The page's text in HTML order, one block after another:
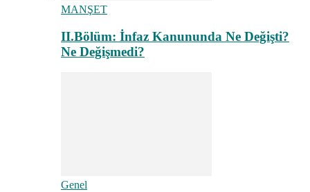
MANŞET
II.Bölüm: İnfaz Kanununda Ne Değişti?
Ne Değişmedi?
Genel